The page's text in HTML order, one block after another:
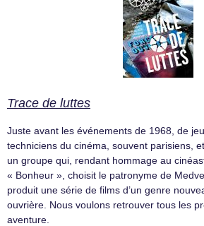
Trace de luttes
Juste avant les événements de 1968, de
techniciens du cinéma, souvent parisiens,
un groupe qui, rendant hommage au
« Bonheur », choisit le patronyme de
produit une série de films d’un genre
ouvrière. Nous voulons retrouver tous les
aventure.